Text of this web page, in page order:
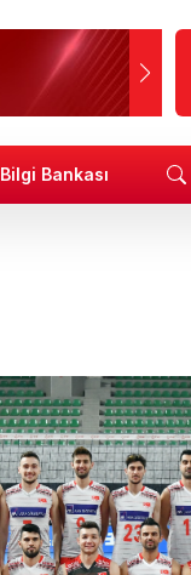
Bilgi Bankası